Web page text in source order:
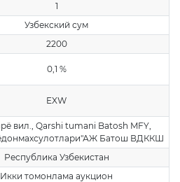
1
Узбекский сум
2200
0,1 %
EXW
вил., Qarshi tumani Batosh MFY,
Батош ВДККШ
Республика Узбекистан
Икки томонлама аукцион